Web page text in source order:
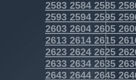
258325842585
259325942595
260326042605
261326142615
262326242625
263326342635
264326442645